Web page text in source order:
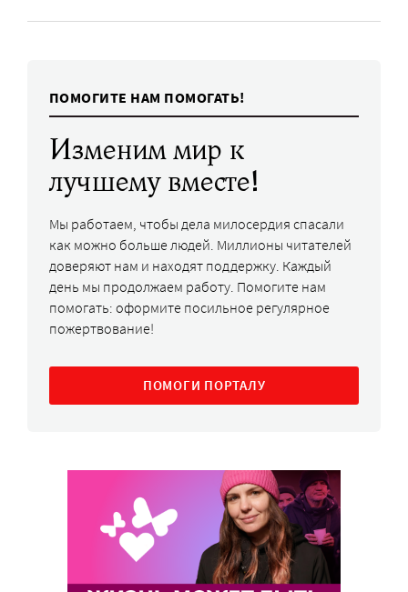
ПОМОГИТЕ НАМ ПОМОГАТЬ!
Изменим мир к
лучшему вместе!
Мы работаем, чтобы дела милосердия спасали
как можно больше людей. Миллионы читателей
доверяют нам и находят поддержку. Каждый
день мы продолжаем работу. Помогите нам
помогать: оформите посильное регулярное
пожертвование!
ПОМОГИ ПОРТАЛУ